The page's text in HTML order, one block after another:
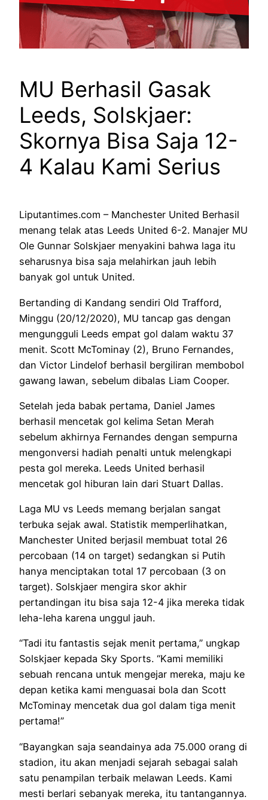
MU Berhasil Gasak
Leeds, Solskjaer:
Skornya Bisa Saja 12-
4 Kalau Kami Serius
Liputantimes.com – Manchester United Berhasil
menang telak atas Leeds United 6-2. Manajer MU
Ole Gunnar Solskjaer menyakini bahwa laga itu
seharusnya bisa saja melahirkan jauh lebih
banyak gol untuk United.
Bertanding di Kandang sendiri Old Trafford,
Minggu (20/12/2020), MU tancap gas dengan
mengungguli Leeds empat gol dalam waktu 37
menit. Scott McTominay (2), Bruno Fernandes,
dan Victor Lindelof berhasil bergiliran membobol
gawang lawan, sebelum dibalas Liam Cooper.
Setelah jeda babak pertama, Daniel James
berhasil mencetak gol kelima Setan Merah
sebelum akhirnya Fernandes dengan sempurna
mengonversi hadiah penalti untuk melengkapi
pesta gol mereka. Leeds United berhasil
mencetak gol hiburan lain dari Stuart Dallas.
Laga MU vs Leeds memang berjalan sangat
terbuka sejak awal. Statistik memperlihatkan,
Manchester United berjasil membuat total 26
percobaan (14 on target) sedangkan si Putih
hanya menciptakan total 17 percobaan (3 on
target). Solskjaer mengira skor akhir
pertandingan itu bisa saja 12-4 jika mereka tidak
leha-leha karena unggul jauh.
“Tadi itu fantastis sejak menit pertama,” ungkap
Solskjaer kepada Sky Sports. “Kami memiliki
sebuah rencana untuk mengejar mereka, maju ke
depan ketika kami menguasai bola dan Scott
McTominay mencetak dua gol dalam tiga menit
pertama!”
“Bayangkan saja seandainya ada 75.000 orang di
stadion, itu akan menjadi sejarah sebagai salah
satu penampilan terbaik melawan Leeds. Kami
mesti berlari sebanyak mereka, itu tantangannya.